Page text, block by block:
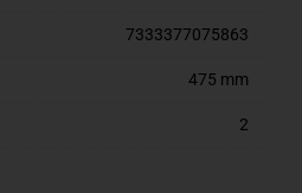
7333377075863
475 mm
2